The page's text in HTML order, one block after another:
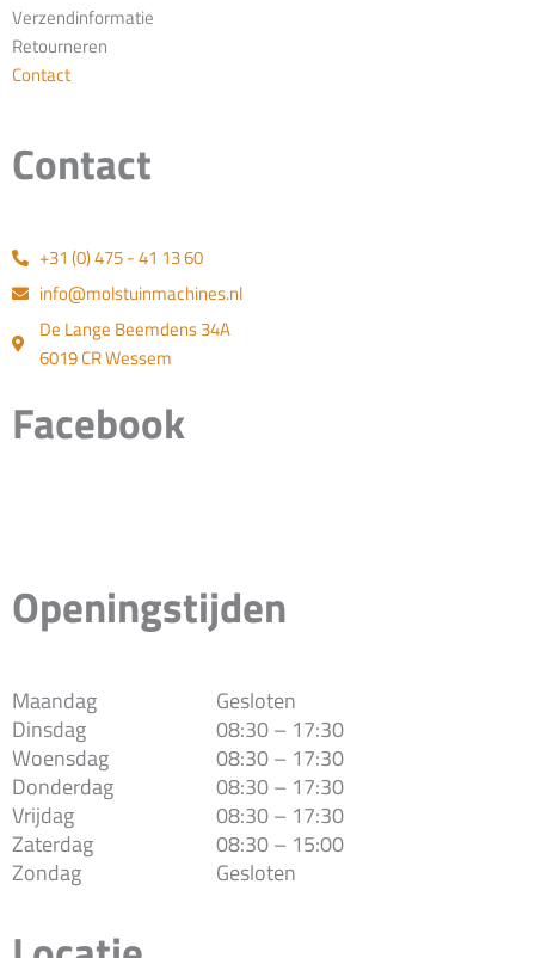
Verzendinformatie
Retourneren
Contact
Contact
+31 (0) 475 - 41 13 60
info@molstuinmachines.nl
De Lange Beemdens 34A
6019 CR Wessem
Facebook
Openingstijden
Maandag
Dinsdag
Woensdag
Donderdag
Vrijdag
Zaterdag
Zondag
Gesloten
08:30 – 17:30
08:30 – 17:30
08:30 – 17:30
08:30 – 17:30
08:30 – 15:00
Gesloten